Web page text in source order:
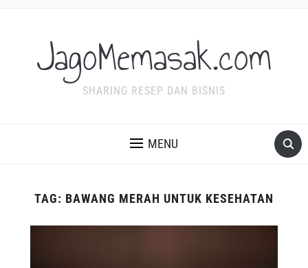
JagoMemasak.com
SHARING RESEP DAN BISNIS
MENU
TAG: BAWANG MERAH UNTUK KESEHATAN